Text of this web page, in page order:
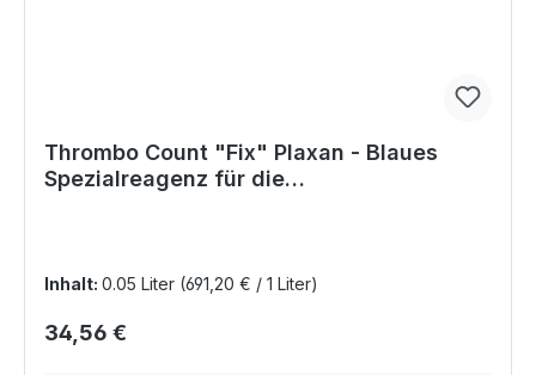
Thrombo Count "Fix" Plaxan - Blaues
Spezialreagenz für die
Inhalt: 0.05 Liter (691,20 € / 1 Liter)
Regulärer Preis:
34,56 €